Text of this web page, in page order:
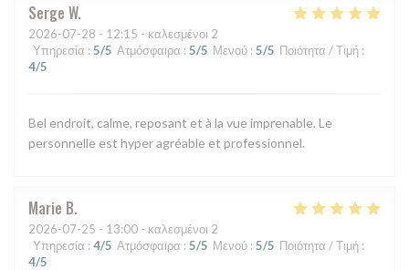
Serge W
2026-07-28 - 12:15 - καλεσμένοι 2
Υπηρεσία : 5/5 Ατμόσφαιρα : 5/5 Μενού : 5/5 Ποιότητα / Τιμή :
4/5
Bel endroit, calme, reposant et à la vue imprenable. Le
personnelle est hyper agréable et professionnel.
Marie B
2026-07-25 - 13:00 - καλεσμένοι 2
Υπηρεσία : 4/5 Ατμόσφαιρα : 5/5 Μενού : 5/5 Ποιότητα / Τιμή :
4/5